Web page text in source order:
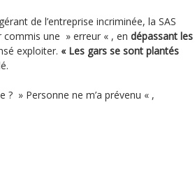
de l’entreprise incriminée, la SAS
une » erreur « , en dépassant les
exploiter. « Les gars se sont plantés
» Personne ne m’a prévenu « ,